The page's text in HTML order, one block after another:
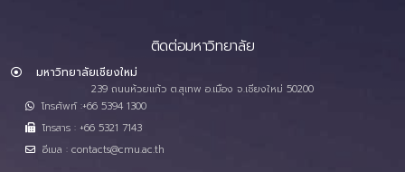
ติดต่อมหาวิทยาลัย
มหาวิทยาลัยเชียงใหม่
239 ถนนห้วยแก้ว ต.สุเทพ อ.เมือง จ.เชียงใหม่ 50200
โทรศัพท์ :+66 5394 1300
โทรสาร : +66 5321 7143
อีเมล : contacts@cmu.ac.th